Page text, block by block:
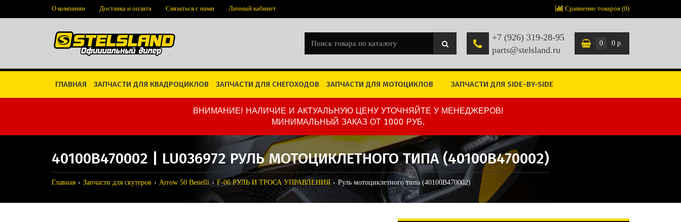
О компании Доставка и оплата Связаться с нами Личный кабинет Сравнение товаров (0)
+7 (926) 319-28-95
parts@stelsland.ru
0 0 р.
ГЛАВНАЯ ЗАПЧАСТИ ДЛЯ КВАДРОЦИКЛОВ ЗАПЧАСТИ ДЛЯ СНЕГОХОДОВ ЗАПЧАСТИ ДЛЯ МОТОЦИКЛОВ ЗАПЧАСТИ ДЛЯ SIDE-BY-SIDE
ВНИМАНИЕ! НАЛИЧИЕ И АКТУАЛЬНУЮ ЦЕНУ УТОЧНЯЙТЕ У МЕНЕДЖЕРОВ!
МИНИМАЛЬНЫЙ ЗАКАЗ ОТ 1000 РУБ.
40100B470002 | LU036972 РУЛЬ МОТОЦИКЛЕТНОГО ТИПА (40100B470002)
Главная Запчасти для скутеров Arrow 50 Benelli F-06 РУЛЬ И ТРОСА УПРАВЛЕНИЯ Руль мотоциклетного типа (40100B470002)